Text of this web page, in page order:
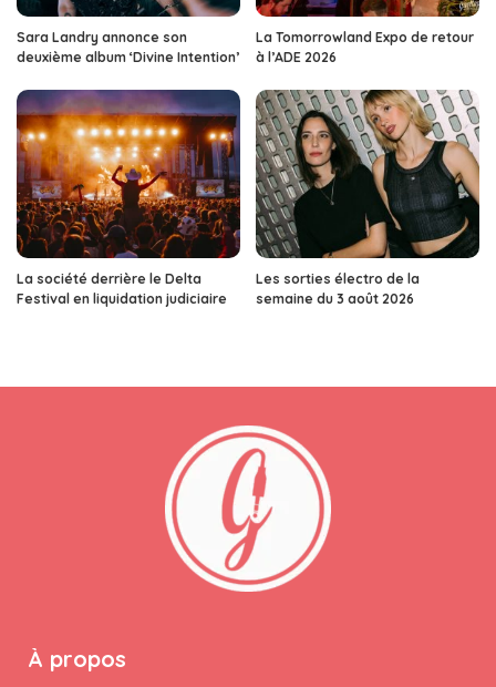
Sara Landry annonce son
deuxième album ‘Divine Intention’
La Tomorrowland Expo de retour
à l’ADE 2026
La société derrière le Delta
Festival en liquidation judiciaire
Les sorties électro de la
semaine du 3 août 2026
À propos